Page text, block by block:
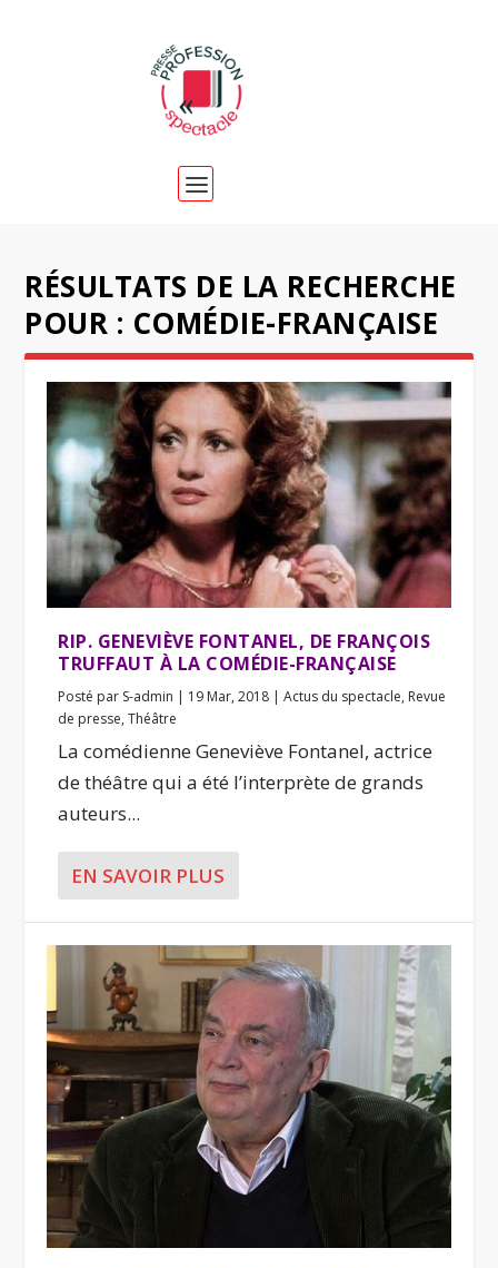
RÉSULTATS DE LA RECHERCHE
POUR : COMÉDIE-FRANÇAISE
RIP. GENEVIÈVE FONTANEL, DE FRANÇOIS
TRUFFAUT À LA COMÉDIE-FRANÇAISE
Posté par S-admin | 19 Mar, 2018 |Actus du spectacle, Revue
de presse,Théâtre
La comédienne Geneviève Fontanel, actrice
de théâtre qui a été l’interprète de grands
auteurs...
EN SAVOIR PLUS